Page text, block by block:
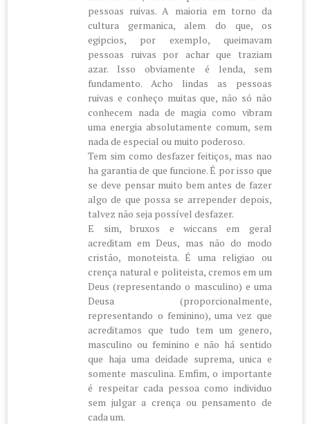
pessoas ruivas. A maioria em torno da
cultura germanica, alem do que, os
egipcios, por exemplo, queimavam
pessoas ruivas por achar que traziam
azar. Isso obviamente é lenda, sem
fundamento. Acho lindas as pessoas
ruivas e conheço muitas que, não só não
conhecem nada de magia como vibram
uma energia absolutamente comum, sem
nada de especial ou muito poderoso.
Tem sim como desfazer feitiços, mas nao
ha garantia de que funcione. É por isso que
se deve pensar muito bem antes de fazer
algo de que possa se arrepender depois,
talvez não seja possível desfazer.
E sim, bruxos e wiccans em geral
acreditam em Deus, mas não do modo
cristão, monoteista. É uma religiao ou
crença natural e politeista, cremos em um
Deus (representando o masculino) e uma
Deusa (proporcionalmente,
representando o feminino), uma vez que
acreditamos que tudo tem um genero,
masculino ou feminino e não há sentido
que haja uma deidade suprema, unica e
somente masculina. Emfim, o importante
é respeitar cada pessoa como individuo
sem julgar a crença ou pensamento de
cada um.